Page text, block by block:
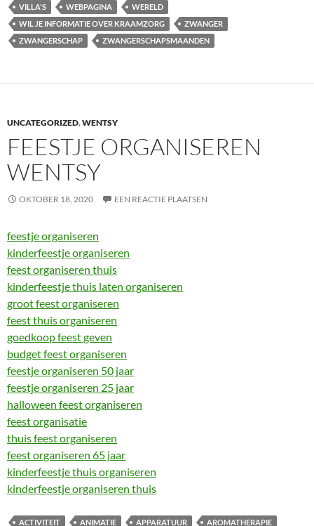
VILLA'S
WEBPAGINA
WERELD
WIL JE INFORMATIE OVER KRAAMZORG
ZWANGER
ZWANGERSCHAP
ZWANGERSCHAPSMAANDEN
UNCATEGORIZED,WENTSY
FEESTJE ORGANISEREN
WENTSY
OKTOBER 18, 2020 EEN REACTIE PLAATSEN
feestje organiseren
kinderfeestje organiseren
feest organiseren thuis
kinderfeestje thuis laten organiseren
groot feest organiseren
feest thuis organiseren
goedkoop feest geven
budget feest organiseren
feestje organiseren 50 jaar
feestje organiseren 25 jaar
halloween feest organiseren
feest organisatie
thuis feest organiseren
feest organiseren 65 jaar
kinderfeestje thuis organiseren
kinderfeestje organiseren thuis
ACTIVITEIT ANIMATIE APPARATUUR AROMATHERAPIE